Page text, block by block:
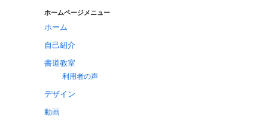
ホームページメニュー
ホーム
自己紹介
書道教室
利用者の声
デザイン
動画